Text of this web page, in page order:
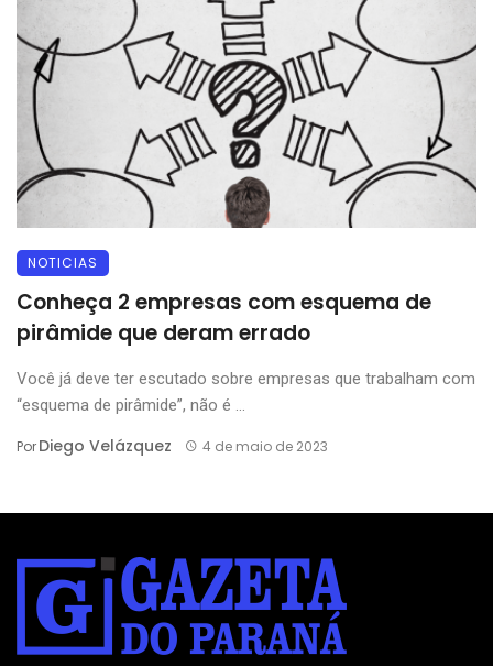
NOTICIAS
Conheça 2 empresas com esquema de
pirâmide que deram errado
Você já deve ter escutado sobre empresas que trabalham com
“esquema de pirâmide”, não é ...
PorDiego Velázquez 4 de maio de 2023